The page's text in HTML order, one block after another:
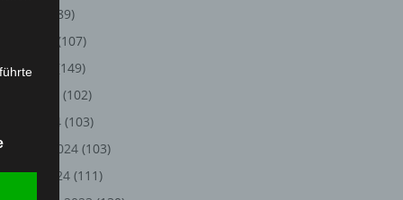
(89)
(107)
Mai 2024
(149)
(102)
März 2024 (103)
2024 (103)
2024 (111)